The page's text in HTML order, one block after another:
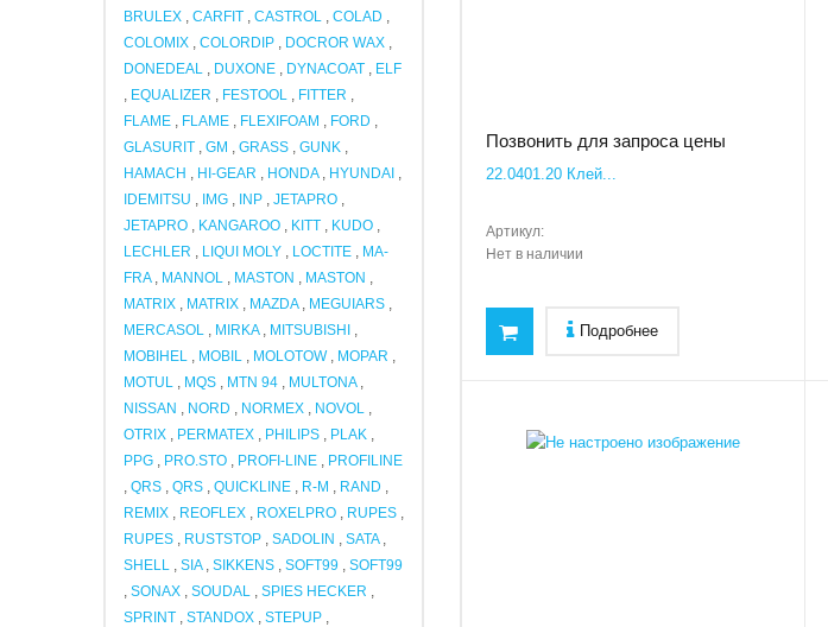
BRULEX
CARFIT CASTROL COLAD
COLOMIX
COLORDIP DOCROR WAX
DONEDEAL
DUXONE DYNACOAT
ELF
EQUALIZER FESTOOL FITTER
FLAME
FLAME FLEXIFOAM FORD
GLASURIT
GM GRASS GUNK
HAMACH
HI-GEAR HONDA, HYUNDAI
IDEMITSU
IMG INP JETAPRO
JETAPRO
KANGAROO KITT KUDO
LECHLER
LIQUI MOLY LOCTITE
MA-
FRA, MANNOL MASTON MASTON
MATRIX
MATRIX MAZDA, MEGUIARS
MERCASOL
MIRKA, MITSUBISHI
MOBIHEL
MOBIL MOLOTOW, MOPAR
MOTUL
MQS MTN 94 MULTONA,
NISSAN
NORD NORMEX NOVOL
OTRIX
PERMATEX PHILIPS PLAK
PPG
PRO.STO PROFI-LINE
PROFILINE
QRS QRS QUICKLINE R-M RAND
REMIX
REOFLEX ROXELPRO RUPES
RUPES
RUSTSTOP SADOLIN SATA,
SHELL
SIA, SIKKENS SOFT99
SOFT99
SONAX SOUDAL SPIES HECKER
SPRINT
STANDOX STEPUP
Позвонить для запроса цены
22.0401.20 Клей...
Артикул:
Нет в наличии
Подробнее